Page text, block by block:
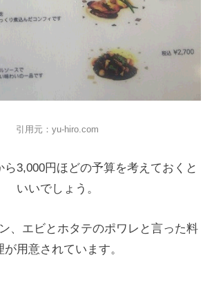
引用元：yu-hiro.com
ら3,000円ほどの予算を考えておくと
いいでしょう。
、エビとホタテのポワレと言った料
が用意されています。